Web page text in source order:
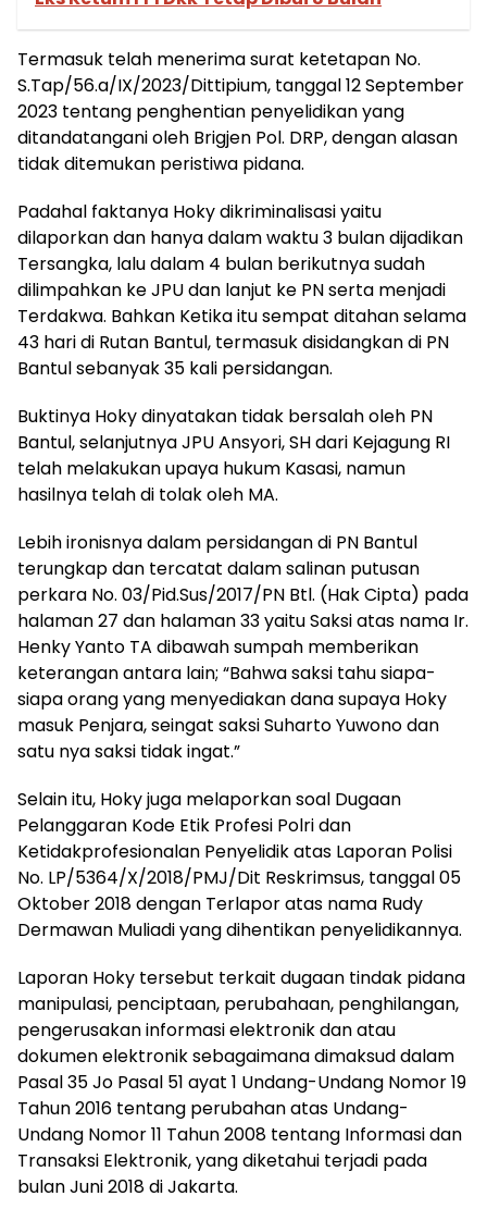
Termasuk telah menerima surat ketetapan No.
S.Tap/56.a/IX/2023/Dittipium, tanggal 12 September
2023 tentang penghentian penyelidikan yang
ditandatangani oleh Brigjen Pol. DRP, dengan alasan
tidak ditemukan peristiwa pidana.
Padahal faktanya Hoky dikriminalisasi yaitu
dilaporkan dan hanya dalam waktu 3 bulan dijadikan
Tersangka, lalu dalam 4 bulan berikutnya sudah
dilimpahkan ke JPU dan lanjut ke PN serta menjadi
Terdakwa. Bahkan Ketika itu sempat ditahan selama
43 hari di Rutan Bantul, termasuk disidangkan di PN
Bantul sebanyak 35 kali persidangan.
Buktinya Hoky dinyatakan tidak bersalah oleh PN
Bantul, selanjutnya JPU Ansyori, SH dari Kejagung RI
telah melakukan upaya hukum Kasasi, namun
hasilnya telah di tolak oleh MA.
Lebih ironisnya dalam persidangan di PN Bantul
terungkap dan tercatat dalam salinan putusan
perkara No. 03/Pid.Sus/2017/PN Btl. (Hak Cipta) pada
halaman 27 dan halaman 33 yaitu Saksi atas nama Ir.
Henky Yanto TA dibawah sumpah memberikan
keterangan antara lain; “Bahwa saksi tahu siapa-
siapa orang yang menyediakan dana supaya Hoky
masuk Penjara, seingat saksi Suharto Yuwono dan
satu nya saksi tidak ingat.”
Selain itu, Hoky juga melaporkan soal Dugaan
Pelanggaran Kode Etik Profesi Polri dan
Ketidakprofesionalan Penyelidik atas Laporan Polisi
No. LP/5364/X/2018/PMJ/Dit Reskrimsus, tanggal 05
Oktober 2018 dengan Terlapor atas nama Rudy
Dermawan Muliadi yang dihentikan penyelidikannya.
Laporan Hoky tersebut terkait dugaan tindak pidana
manipulasi, penciptaan, perubahaan, penghilangan,
pengerusakan informasi elektronik dan atau
dokumen elektronik sebagaimana dimaksud dalam
Pasal 35 Jo Pasal 51 ayat 1 Undang-Undang Nomor 19
Tahun 2016 tentang perubahan atas Undang-
Undang Nomor 11 Tahun 2008 tentang Informasi dan
Transaksi Elektronik, yang diketahui terjadi pada
bulan Juni 2018 di Jakarta.